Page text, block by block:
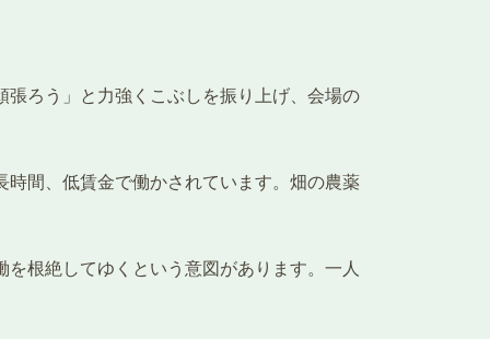
ろう」と力強くこぶしを振り上げ、会場の
間、低賃金で働かされています。畑の農薬
根絶してゆくという意図があります。一人